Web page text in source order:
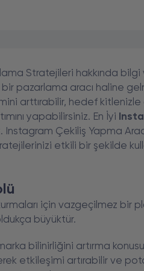
Stratejileri hakkında
pazarlama aracı haline
arttırabilir, hedef
yapabilirsiniz. En İyi
Instagram Çekiliş Yapma
etkili bir şekilde
için vazgeçilmez bir
büyüktür.
bilinirliğini artırma
etkileşimi artırabilir ve